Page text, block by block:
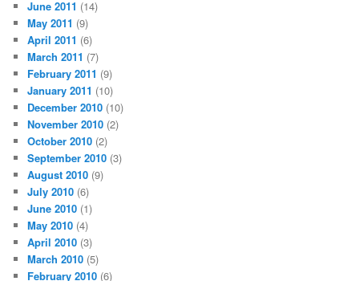
June 2011 (14)
May 2011 (9)
April 2011 (6)
March 2011 (7)
February 2011 (9)
January 2011 (10)
December 2010 (10)
November 2010 (2)
October 2010 (2)
September 2010 (3)
August 2010 (9)
July 2010 (6)
June 2010 (1)
May 2010 (4)
April 2010 (3)
March 2010 (5)
February 2010 (6)